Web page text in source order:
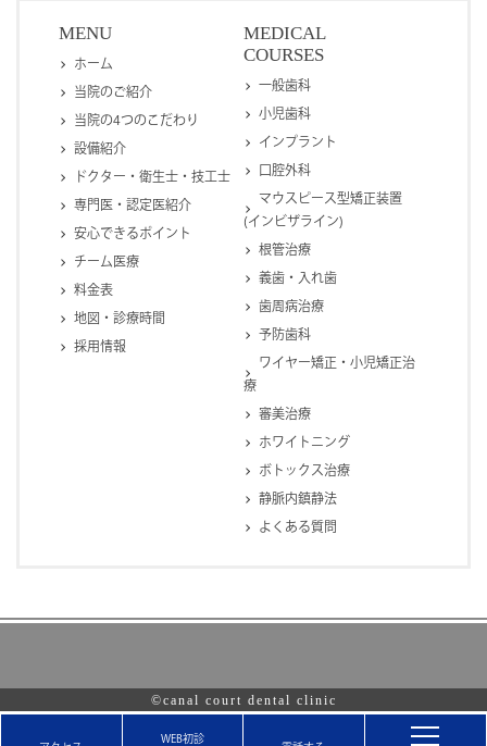
MENU
ホーム
当院のご紹介
当院の4つのこだわり
設備紹介
ドクター・衛生士・技工士
専門医・認定医紹介
安心できるポイント
チーム医療
料金表
地図・診療時間
採用情報
MEDICAL
COURSES
一般歯科
小児歯科
インプラント
口腔外科
マウスピース型矯正装置
(インビザライン)
根管治療
義歯・入れ歯
歯周病治療
予防歯科
ワイヤー矯正・小児矯正治
療
審美治療
ホワイトニング
ボトックス治療
静脈内鎮静法
よくある質問
©canal court dental clinic
WEB初診